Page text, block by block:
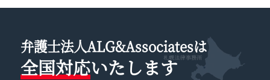
弁護士法人ALG&Associatesは
全国対応いたします